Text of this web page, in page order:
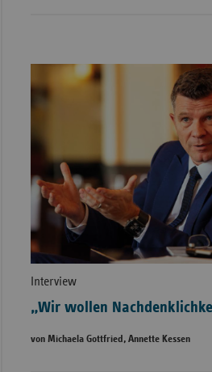
Interview
„Wir wollen
von Michaela Gottfried, Annette Kessen